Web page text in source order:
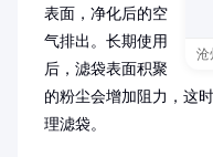
沧
表面，净化后的空
气排出。长期使用
后，滤袋表面积聚
的粉尘会增加阻力，这
理滤袋。